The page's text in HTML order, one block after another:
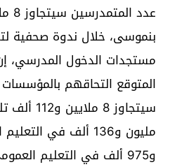
بنموسى، خلال ندوة صحفية
مستجدات الدخول المدرسي،
المتوقع التحاقهم
سيتجاوز
و975 ألف في التعليم العمومي.